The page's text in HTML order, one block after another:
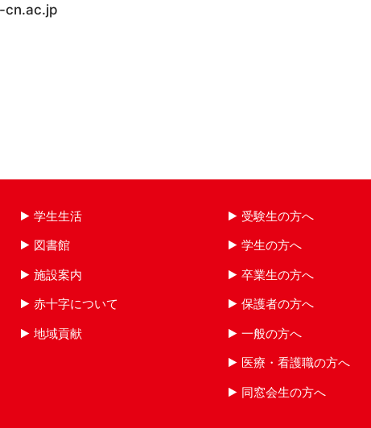
学生生活
図書館
施設案内
赤十字について
地域貢献
受験生の方へ
学生の方へ
卒業生の方へ
保護者の方へ
一般の方へ
医療・看護職の方へ
同窓会生の方へ